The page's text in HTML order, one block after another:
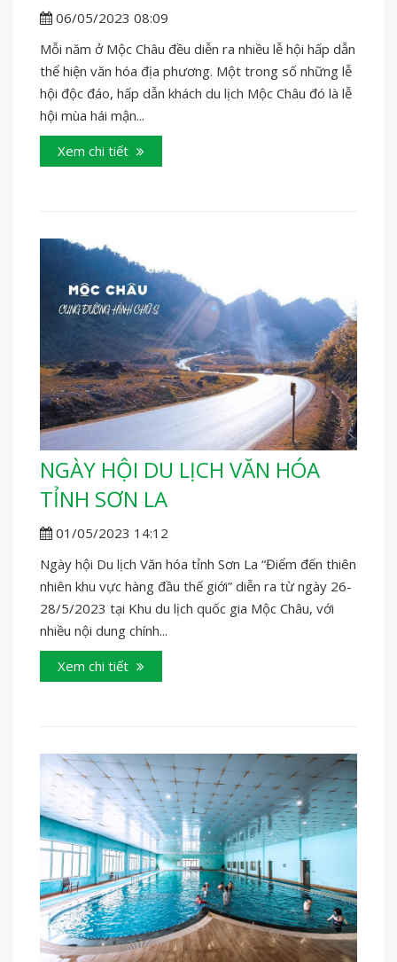
06/05/2023 08:09
Mỗi năm ở Mộc Châu đều diễn ra nhiều lễ hội hấp dẫn
thể hiện văn hóa địa phương. Một trong số những lễ
hội độc đáo, hấp dẫn khách du lịch Mộc Châu đó là lễ
hội mùa hái mận...
Xem chi tiết
NGÀY HỘI DU LỊCH VĂN HÓA
TỈNH SƠN LA
01/05/2023 14:12
Ngày hội Du lịch Văn hóa tỉnh Sơn La “Điểm đến thiên
nhiên khu vực hàng đầu thế giới” diễn ra từ ngày 26-
28/5/2023 tại Khu du lịch quốc gia Mộc Châu, với
nhiều nội dung chính...
Xem chi tiết